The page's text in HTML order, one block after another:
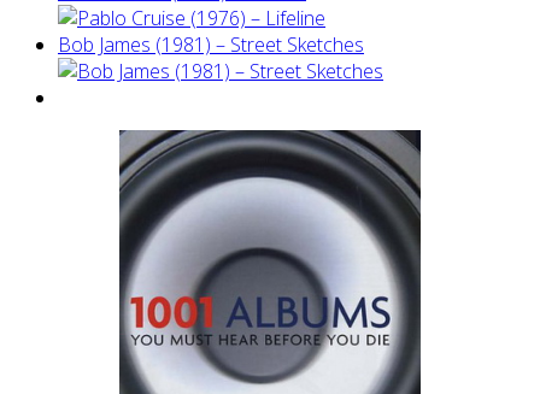
Bob James (1981) – Street Sketches